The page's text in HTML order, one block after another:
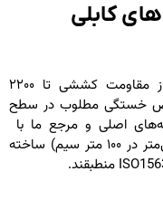
کابلی
رشته‌های تنشی ما برای پل های کابلی از مقاومت کششی تا ۲۲۰۰
خستگی مطلوب در سطح
اصلی و مرجع ما با
تلرانس‌های دقیق تا ۰٫۰۰۵٪ (معادل ۵ میلی‌متر در ۱۰۰ متر سیم) ساخته